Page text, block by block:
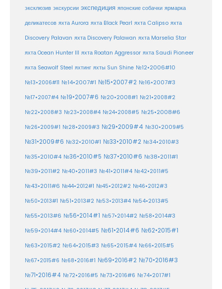
эксклюзив экскурсии экспедиция японские собачки ярмарка
деликатесов яхта Aurora яхта Black Pearl яхта Calipso яхта
Discovery Palavan яхта Discovery Palawan яхта Marselia Star
яхта Ocean Hunter III яхта Roatan Aggressor яхта Saudi Pioneer
яхта Seawolf Steel яхтинг яхты Sun Shine №12•2006#10
№13•2006#11 №14•2007#1 №15•2007#2 №16•2007#3
№17•2007#4 №19•2007#6 №20•2008#1 №21•2008#2
№22•2008#3 №23•2008#4 №24•2008#5 №25•2008#6
№26•2009#1 №28•2009#3 №29•2009#4 №30•2009#5
№31•2009#6 №32•2010#1 №33•2010#2 №34•2010#3
№35•2010#4 №36•2010#5 №37•2010#6 №38•2011#1
№39•2011#2 №40•2011#3 №41•2011#4 №42•2011#5
№43•2011#6 №44•2012#1 №45•2012#2 №46•2012#3
№50•2013#1 №51•2013#2 №53•2013#4 №54•2013#5
№55•2013#6 №56•2014#1 №57•2014#2 №58•2014#3
№59•2014#4 №60•2014#5 №61•2014#6 №62•2015#1
№63•2015#2 №64•2015#3 №65•2015#4 №66•2015#5
№67•2015#6 №68•2016#1 №69•2016#2 №70•2016#3
№71•2016#4 №72•2016#5 №73•2016#6 №74•2017#1